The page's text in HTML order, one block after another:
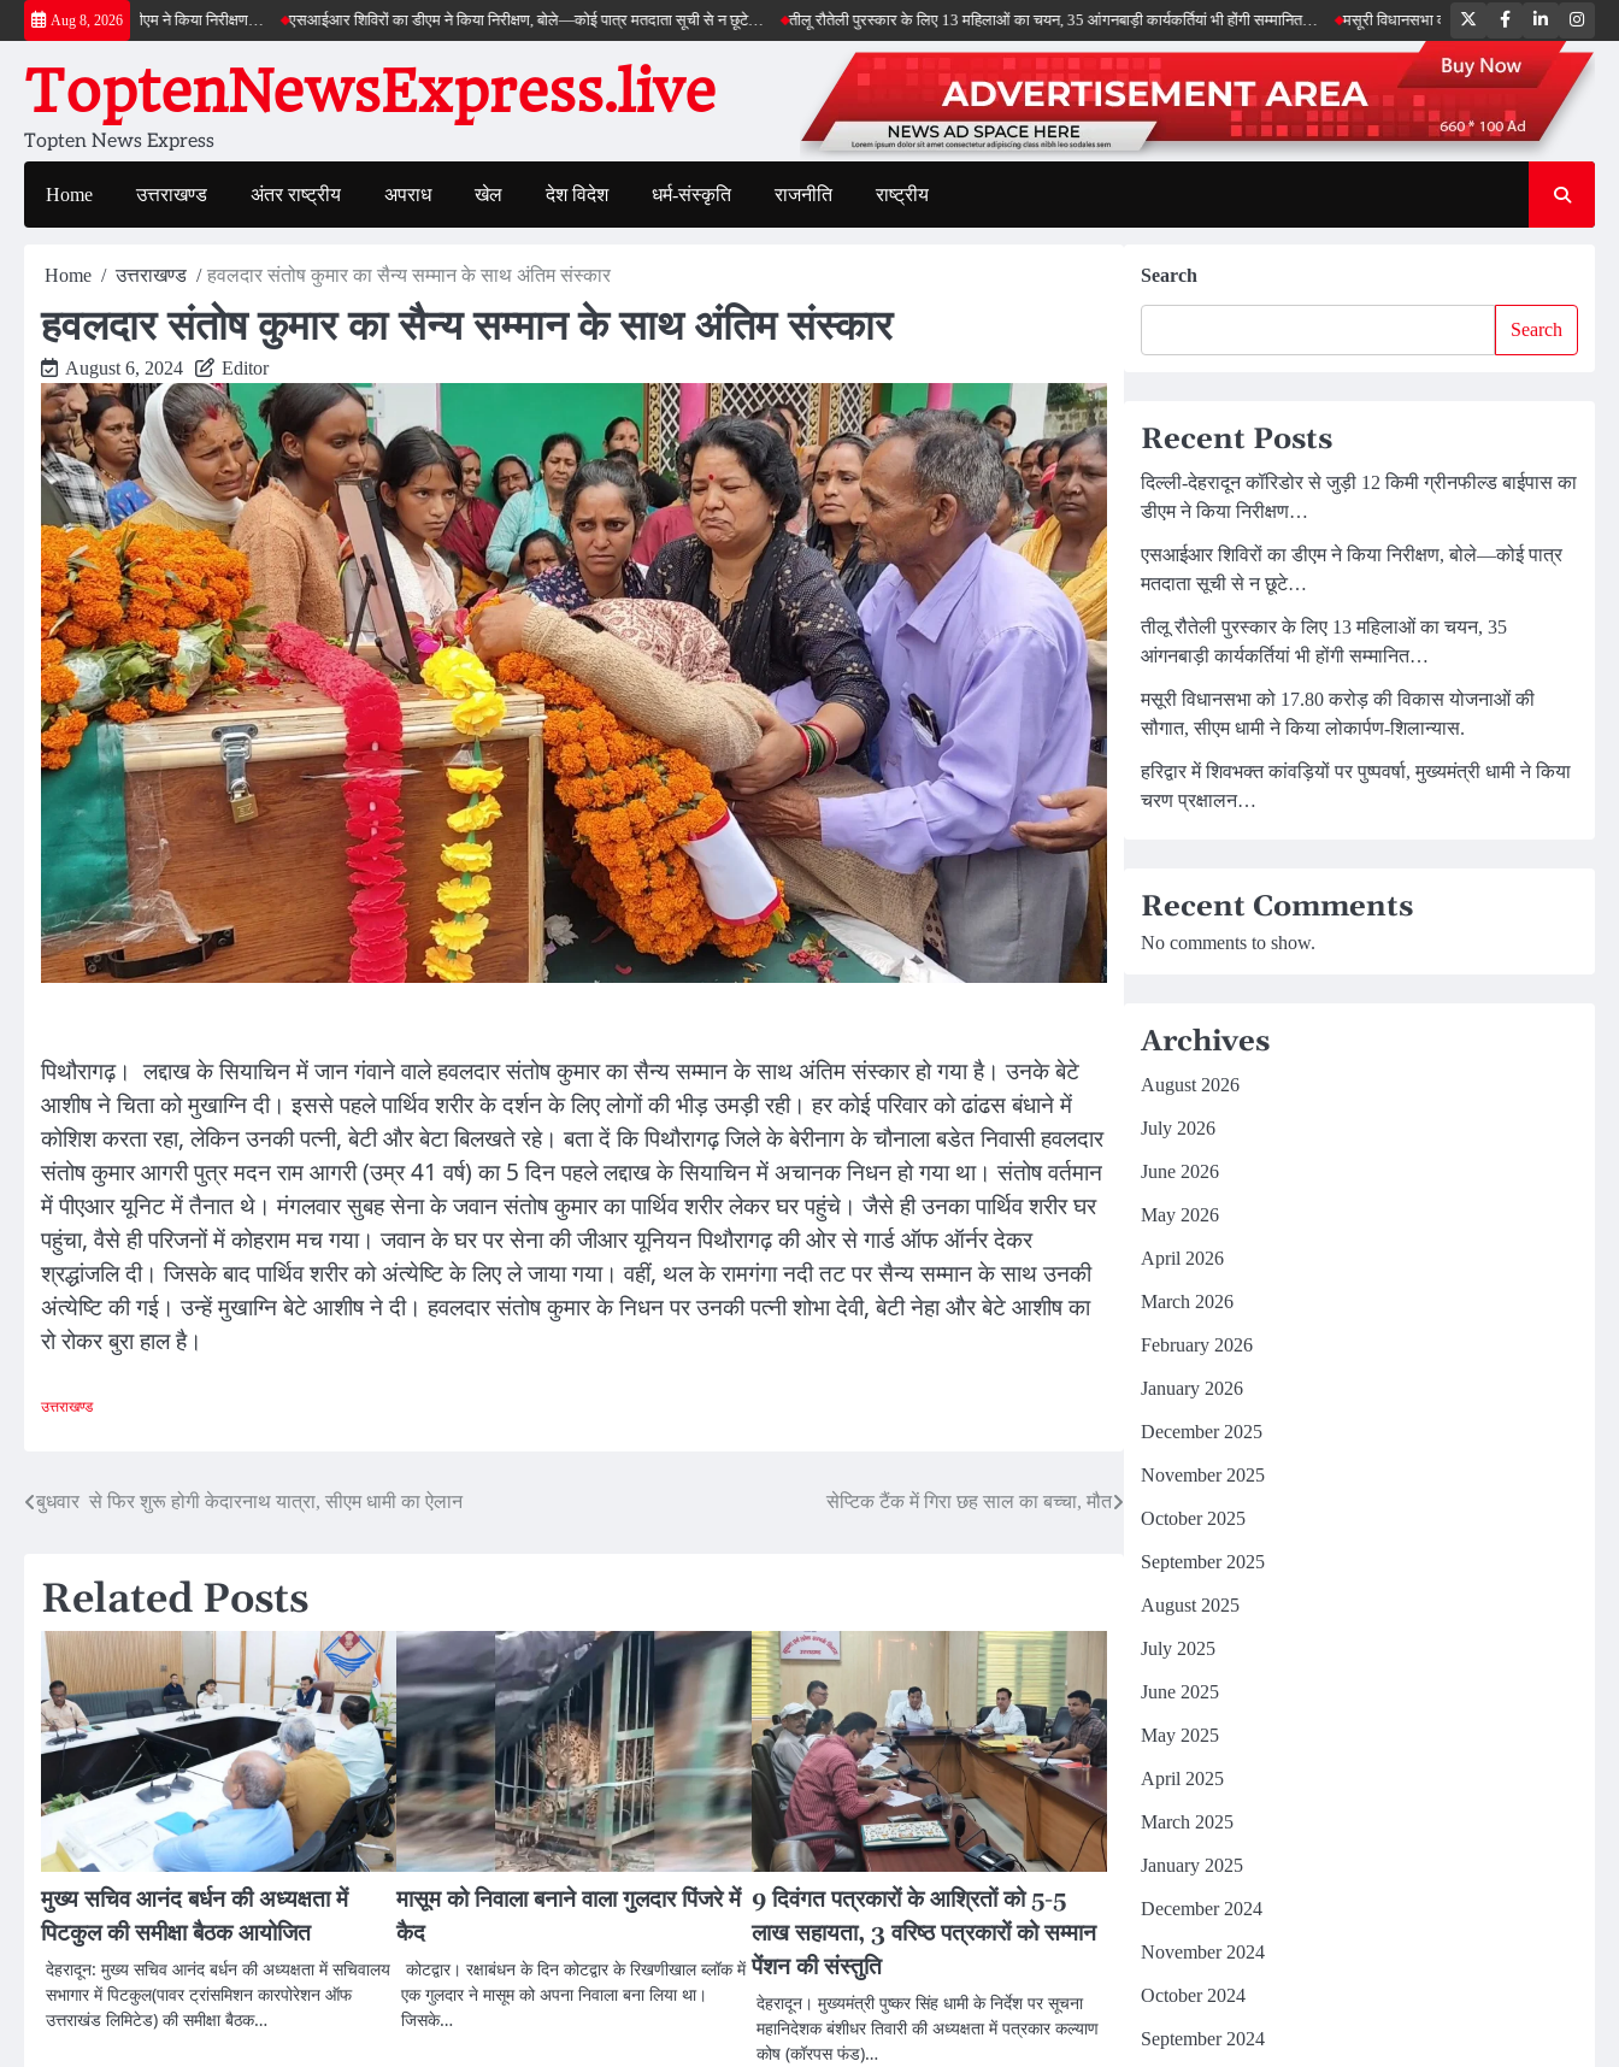
Skip
to
content
Aug 8, 2026
का डीएम ने किया निरीक्षण… एसआईआर शिविरों का डीएम ने किया निरीक्षण, बोले—कोई पात्र मतदाता सूची से न छूटे… तीलू रौतेली पुरस्कार के लिए 13 महिलाओं का चयन, 35 आंगनबाड़ी कार्यकर्तियां भी होंगी सम्मानित… मसूरी विधानसभा को 17.80 करोड़ की विकास योजनाओं की
TwitterFacebookLinkedIn
ToptenNewsExpress.live
Topten News Express
Home उत्तराखण्ड अंतर राष्ट्रीय अपराध खेल देश विदेश धर्म-संस्कृति राजनीति राष्ट्रीय
Home उत्तराखण्ड हवलदार संतोष कुमार का सैन्य सम्मान के साथ अंतिम संस्कार
हवलदार संतोष कुमार का सैन्य सम्मान के साथ अंतिम संस्कार
August 6, 2024 Editor
पिथौरागढ़। लद्दाख के सियाचिन में जान गंवाने वाले हवलदार संतोष कुमार का सैन्य सम्मान के साथ अंतिम संस्कार हो गया है। उनके बेटे
आशीष ने चिता को मुखाग्नि दी। इससे पहले पार्थिव शरीर के दर्शन के लिए लोगों की भीड़ उमड़ी रही। हर कोई परिवार को ढांढस बंधाने में
कोशिश करता रहा, लेकिन उनकी पत्नी, बेटी और बेटा बिलखते रहे। बता दें कि पिथौरागढ़ जिले के बेरीनाग के चौनाला बडेत निवासी हवलदार
संतोष कुमार आगरी पुत्र मदन राम आगरी (उम्र 41 वर्ष) का 5 दिन पहले लद्दाख के सियाचिन में अचानक निधन हो गया था। संतोष वर्तमान
में पीएआर यूनिट में तैनात थे। मंगलवार सुबह सेना के जवान संतोष कुमार का पार्थिव शरीर लेकर घर पहुंचे। जैसे ही उनका पार्थिव शरीर घर
पहुंचा, वैसे ही परिजनों में कोहराम मच गया। जवान के घर पर सेना की जीआर यूनियन पिथौरागढ़ की ओर से गार्ड ऑफ ऑर्नर देकर
श्रद्धांजलि दी। जिसके बाद पार्थिव शरीर को अंत्येष्टि के लिए ले जाया गया। वहीं, थल के रामगंगा नदी तट पर सैन्य सम्मान के साथ उनकी
अंत्येष्टि की गई। उन्हें मुखाग्नि बेटे आशीष ने दी। हवलदार संतोष कुमार के निधन पर उनकी पत्नी शोभा देवी, बेटी नेहा और बेटे आशीष का
रो रोकर बुरा हाल है।
उत्तराखण्ड
Post
बुधवार से फिर शुरू होगी केदारनाथ यात्रा, सीएम धामी का ऐलान सेप्टिक टैंक में गिरा छह साल का बच्चा, मौत
Related Posts
मुख्य सचिव आनंद बर्धन की अध्यक्षता में
पिटकुल की समीक्षा बैठक आयोजित
देहरादून: मुख्य सचिव आनंद बर्धन की अध्यक्षता में सचिवालय
सभागार में पिटकुल(पावर ट्रांसमिशन कारपोरेशन ऑफ
उत्तराखंड लिमिटेड) की समीक्षा बैठक…
मासूम को निवाला बनाने वाला गुलदार पिंजरे में
कैद
कोटद्वार। रक्षाबंधन के दिन कोटद्वार के रिखणीखाल ब्लॉक में
एक गुलदार ने मासूम को अपना निवाला बना लिया था।
जिसके…
9 दिवंगत पत्रकारों के आश्रितों को 5-5
लाख सहायता, 3 वरिष्ठ पत्रकारों को सम्मान
पेंशन की संस्तुति
देहरादून। मुख्यमंत्री पुष्कर सिंह धामी के निर्देश पर सूचना
महानिदेशक बंशीधर तिवारी की अध्यक्षता में पत्रकार कल्याण
कोष (कॉरपस फंड)…
Search
Search
Recent Posts
दिल्ली-देहरादून कॉरिडोर से जुड़ी 12 किमी ग्रीनफील्ड बाईपास का
डीएम ने किया निरीक्षण…
एसआईआर शिविरों का डीएम ने किया निरीक्षण, बोले—कोई पात्र
मतदाता सूची से न छूटे…
तीलू रौतेली पुरस्कार के लिए 13 महिलाओं का चयन, 35
आंगनबाड़ी कार्यकर्तियां भी होंगी सम्मानित…
मसूरी विधानसभा को 17.80 करोड़ की विकास योजनाओं की
सौगात, सीएम धामी ने किया लोकार्पण-शिलान्यास.
हरिद्वार में शिवभक्त कांवड़ियों पर पुष्पवर्षा, मुख्यमंत्री धामी ने किया
चरण प्रक्षालन…
Recent Comments
No comments to show.
Archives
August 2026
July 2026
June 2026
May 2026
April 2026
March 2026
February 2026
January 2026
December 2025
November 2025
October 2025
September 2025
August 2025
July 2025
June 2025
May 2025
April 2025
March 2025
January 2025
December 2024
November 2024
October 2024
September 2024